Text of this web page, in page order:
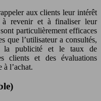
aux clients leur intérêt
revenir et à finaliser leur
particulièrement efficaces
que l’utilisateur a consultés,
la publicité et le taux de
clients et des évaluations
l’achat.